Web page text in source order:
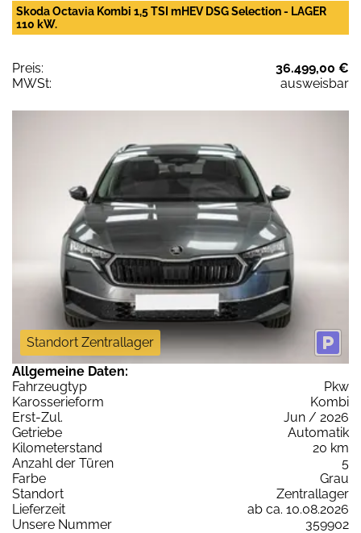
Skoda Octavia Kombi 1,5 TSI mHEV DSG Selection - LAGER
110 kW.
Preis:
36.499,00 €
MWSt:
ausweisbar
Standort Zentrallager
Allgemeine Daten:
Fahrzeugtyp
Pkw
Karosserieform
Kombi
Erst-Zul.
Jun / 2026
Getriebe
Automatik
Kilometerstand
20 km
Anzahl der Türen
5
Farbe
Grau
Standort
Zentrallager
Lieferzeit
ab ca. 10.08.2026
Unsere Nummer
359902